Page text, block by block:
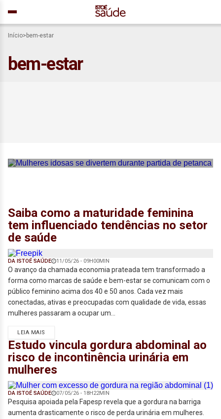
Início> bem-estar
bem-estar
Saiba como a maturidade feminina
tem influenciado tendências no setor
de saúde
DA ISTOÉ SAÚDE 11/05/26 - 09H00MIN
O avanço da chamada economia prateada tem transformado a
forma como marcas de saúde e bem-estar se comunicam com o
público feminino acima dos 40 e 50 anos. Cada vez mais
conectadas, ativas e preocupadas com qualidade de vida, essas
mulheres passaram a ocupar um...
LEIA MAIS
Estudo vincula gordura abdominal ao
risco de incontinência urinária em
mulheres
DA ISTOÉ SAÚDE 07/05/26 - 18H22MIN
Pesquisa apoiada pela Fapesp revela que a gordura na barriga
aumenta drasticamente o risco de perda urinária em mulheres.